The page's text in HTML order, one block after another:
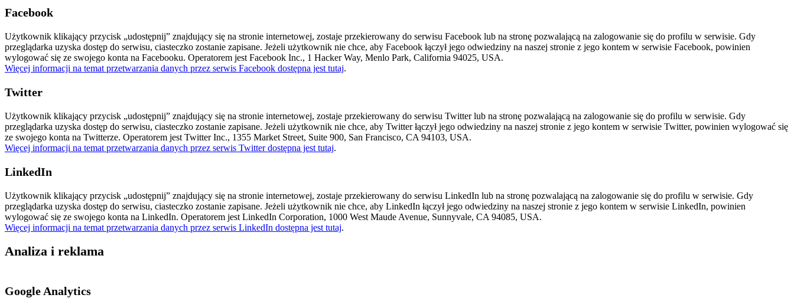
Facebook
Użytkownik klikający przycisk „udostępnij” znajdujący się na stronie internetowej, zostaje przekierowany do serwisu Facebook lub na stronę pozwalającą na zalogowanie się do profilu w serwisie. Gdy
przeglądarka uzyska dostęp do serwisu, ciasteczko zostanie zapisane. Jeżeli użytkownik nie chce, aby Facebook łączył jego odwiedziny na naszej stronie z jego kontem w serwisie Facebook, powinien
wylogować się ze swojego konta na Facebooku. Operatorem jest Facebook Inc., 1 Hacker Way, Menlo Park, California 94025, USA.
Więcej informacji na temat przetwarzania danych przez serwis Facebook dostępna jest tutaj.
Twitter
Użytkownik klikający przycisk „udostępnij” znajdujący się na stronie internetowej, zostaje przekierowany do serwisu Twitter lub na stronę pozwalającą na zalogowanie się do profilu w serwisie. Gdy
przeglądarka uzyska dostęp do serwisu, ciasteczko zostanie zapisane. Jeżeli użytkownik nie chce, aby Twitter łączył jego odwiedziny na naszej stronie z jego kontem w serwisie Twitter, powinien wylogować się
ze swojego konta na Twitterze. Operatorem jest Twitter Inc., 1355 Market Street, Suite 900, San Francisco, CA 94103, USA.
Więcej informacji na temat przetwarzania danych przez serwis Twitter dostępna jest tutaj.
LinkedIn
Użytkownik klikający przycisk „udostępnij” znajdujący się na stronie internetowej, zostaje przekierowany do serwisu LinkedIn lub na stronę pozwalającą na zalogowanie się do profilu w serwisie. Gdy
przeglądarka uzyska dostęp do serwisu, ciasteczko zostanie zapisane. Jeżeli użytkownik nie chce, aby LinkedIn łączył jego odwiedziny na naszej stronie z jego kontem w serwisie LinkedIn, powinien
wylogować się ze swojego konta na LinkedIn. Operatorem jest LinkedIn Corporation, 1000 West Maude Avenue, Sunnyvale, CA 94085, USA.
Więcej informacji na temat przetwarzania danych przez serwis LinkedIn dostępna jest tutaj.
Analiza i reklama
Google Analytics